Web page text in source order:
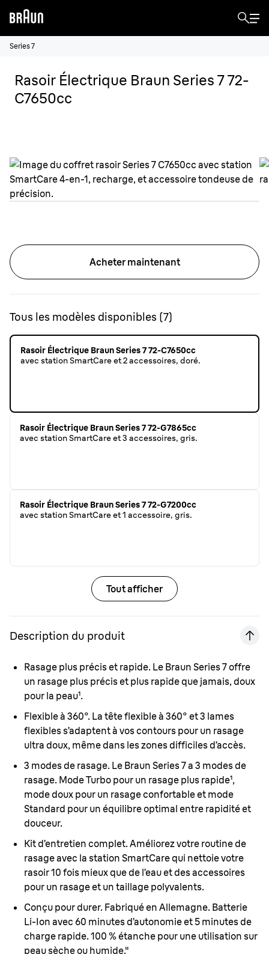
Series 7
Rasoir Électrique Braun Series 7 72-
C7650cc
Acheter maintenant
Tous les modèles disponibles (7)
Rasoir Électrique Braun Series 7 72-C7650cc
avec station SmartCare et 2 accessoires, doré.
Rasoir Électrique Braun Series 7 72-G7865cc
avec station SmartCare et 3 accessoires, gris.
Rasoir Électrique Braun Series 7 72-G7200cc
avec station SmartCare et 1 accessoire, gris.
Tout afficher
Description du produit
Rasage plus précis et rapide. Le Braun Series 7 offre
un rasage plus précis et plus rapide que jamais, doux
pour la peau¹.
Flexible à 360°. La tête flexible à 360° et 3 lames
flexibles s’adaptent à vos contours pour un rasage
ultra doux, même dans les zones difficiles d’accès.
3 modes de rasage. Le Braun Series 7 a 3 modes de
rasage. Mode Turbo pour un rasage plus rapide¹,
mode doux pour un rasage confortable et mode
Standard pour un équilibre optimal entre rapidité et
douceur.
Kit d’entretien complet.Améliorez votre routine de
rasage avec la station SmartCare qui nettoie votre
rasoir 10 fois mieux que de l’eau et des accessoires
pour un rasage et un taillage polyvalents.
Conçu pour durer. Fabriqué en Allemagne. Batterie
Li-Ion avec 60 minutes d’autonomie et 5 minutes de
charge rapide. 100 % étanche pour une utilisation sur
peau sèche ou humide."